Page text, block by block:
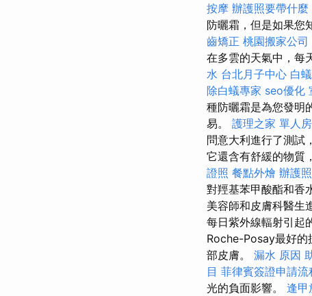
按摩 辦護照要帶什麼
防曬霜，但是如果您
齒矯正 桃園搬家公司
在多雲的天氣中，每
水 台北月子中心 白蟻
除白蟻專家 seo優化
種防曬霜是為您發明
易。 護理之家 單人房
問意大利進行了測試
它還含有舒緩的物質
證照 餐點外燴 辦護照
對羥基苯甲酸酯和香
美容師和皮膚科醫生
每日紫外線輻射引起
Roche-Posay最好的
部皮膚。 漏水 原因
目 菲律賓簽證申請流
光的負面影響。 逢甲